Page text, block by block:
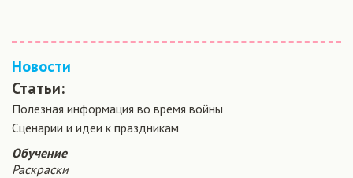
Новости
Статьи:
Полезная информация во время войны
Сценарии и идеи к праздникам
Обучение
Раскраски